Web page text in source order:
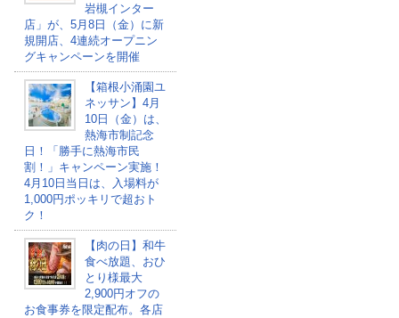
岩槻インター
店」が、5月8日（金）に新
規開店、4連続オープニン
グキャンペーンを開催
【箱根小涌園ユ
ネッサン】4月
10日（金）は、
熱海市制記念
日！「勝手に熱海市民
割！」キャンペーン実施！
4月10日当日は、入場料が
1,000円ポッキリで超おト
ク！
【肉の日】和牛
食べ放題、おひ
とり様最大
2,900円オフの
お食事券を限定配布。各店